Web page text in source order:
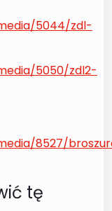
5044/zdl-
5050/zdl2-
8527/
tę